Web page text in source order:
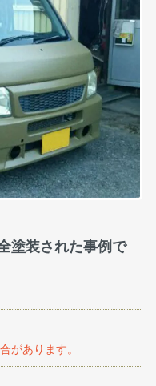
塗装された事例で
があります。